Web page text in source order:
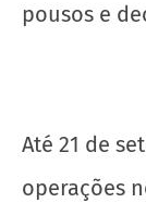
pousos e
Até 21 de
operações